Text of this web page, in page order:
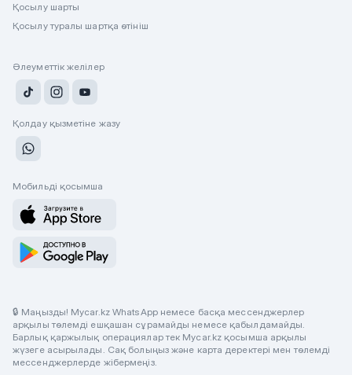
Қосылу шарты
Қосылу туралы шартқа өтініш
Әлеуметтік желілер
Қолдау қызметіне жазу
Мобильді қосымша
🔒 Маңызды! Mycar.kz WhatsApp немесе басқа мессенджерлер
арқылы төлемді ешқашан сұрамайды немесе қабылдамайды.
Барлық қаржылық операциялар тек Mycar.kz қосымша арқылы
жүзеге асырылады. Сақ болыңыз және карта деректері мен төлемді
мессенджерлерде жібермеңіз.